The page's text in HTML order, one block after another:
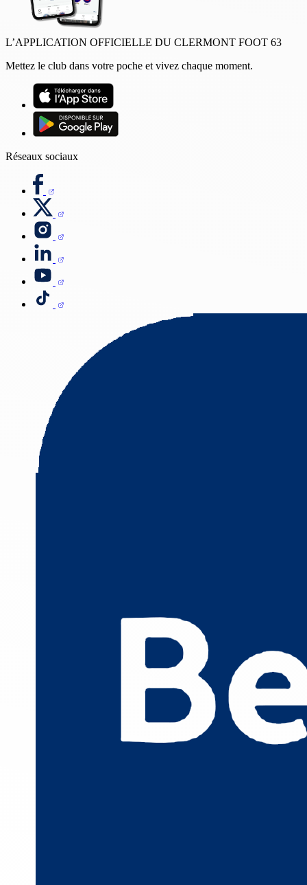
L’APPLICATION OFFICIELLE DU CLERMONT FOOT 63
Mettez le club dans votre poche et vivez chaque moment.
Réseaux sociaux